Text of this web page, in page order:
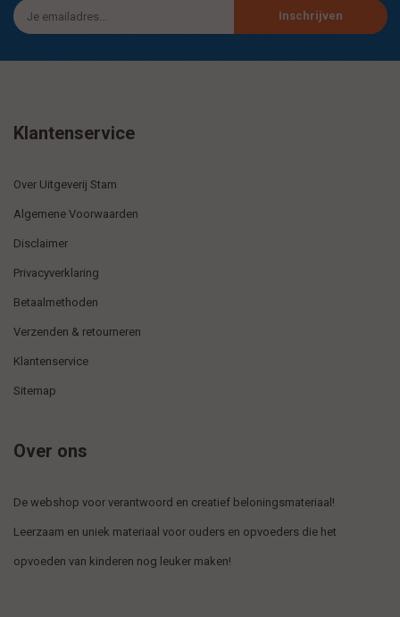
Inschrijven
Klantenservice
Over Uitgeverij Stam
Algemene Voorwaarden
Disclaimer
Privacyverklaring
Betaalmethoden
Verzenden & retourneren
Klantenservice
Sitemap
Over ons
De webshop voor verantwoord en creatief beloningsmateriaal!
Leerzaam en uniek materiaal voor ouders en opvoeders die het
opvoeden van kinderen nog leuker maken!